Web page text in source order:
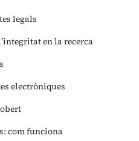
legals
en la recerca
electròniques
com funciona